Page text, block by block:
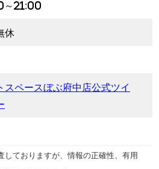
～21:00
休
スペースぼぶ府中店公式ツイ
ておりますが、情報の正確性、有用